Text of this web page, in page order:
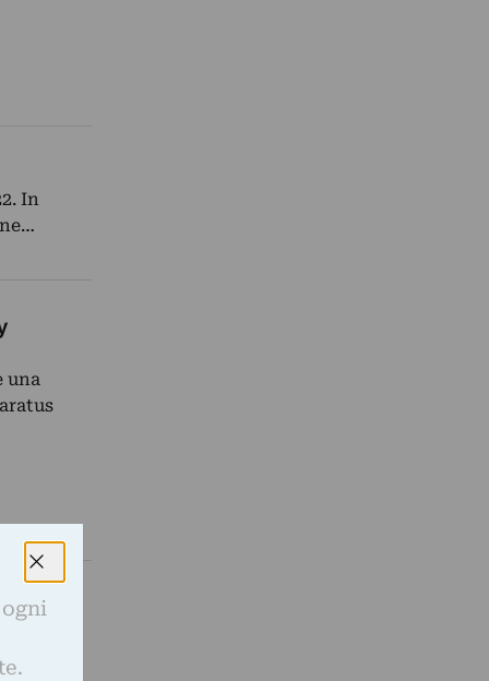
In
una